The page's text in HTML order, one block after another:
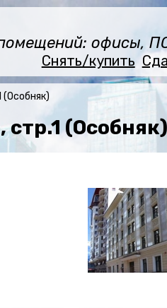
офисы,
Снять/купить
(Особняк)
(Особняк)